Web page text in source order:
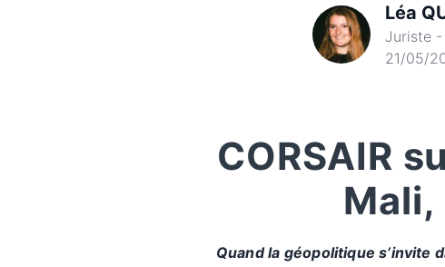
Léa
Juriste
21/05/
CORSAIR
Quand la géopolitique s’invite